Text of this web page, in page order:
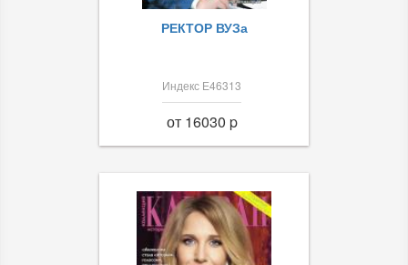
РЕКТОР ВУЗа
Индекс Е46313
от 16030 p